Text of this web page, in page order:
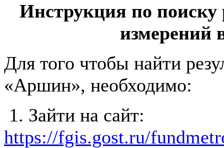
Инструкция по поиску
Для того чтобы найти
«Аршин», необходимо:
1. Зайти на сайт:
https://fgis.gost.ru/